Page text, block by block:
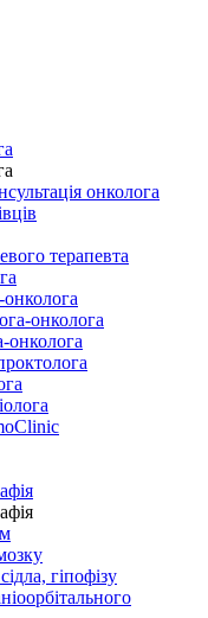
онколога
терапевта
онколога
онколога
онколога
гіпофізу